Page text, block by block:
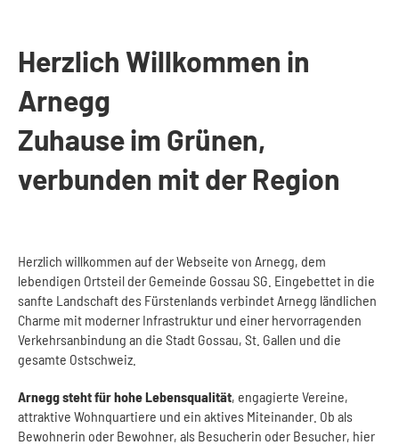
Herzlich Willkommen in
Arnegg
Zuhause im Grünen,
verbunden mit der Region
Herzlich willkommen auf der Webseite von Arnegg, dem
lebendigen Ortsteil der Gemeinde Gossau SG. Eingebettet in die
sanfte Landschaft des Fürstenlands verbindet Arnegg ländlichen
Charme mit moderner Infrastruktur und einer hervorragenden
Verkehrsanbindung an die Stadt Gossau, St. Gallen und die
gesamte Ostschweiz.
Arnegg steht für hohe Lebensqualität, engagierte Vereine,
attraktive Wohnquartiere und ein aktives Miteinander. Ob als
Bewohnerin oder Bewohner, als Besucherin oder Besucher, hier